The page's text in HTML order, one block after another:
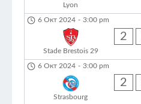
Lyon
6 Окт 2024 - 3:00 pm
Stade Brestois 29
2
6 Окт 2024 - 3:00 pm
Strasbourg
2